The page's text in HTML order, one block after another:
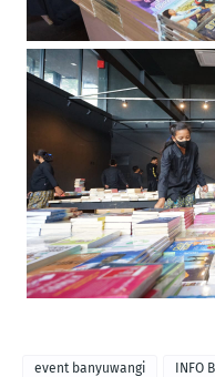
event banyuwangi INFO